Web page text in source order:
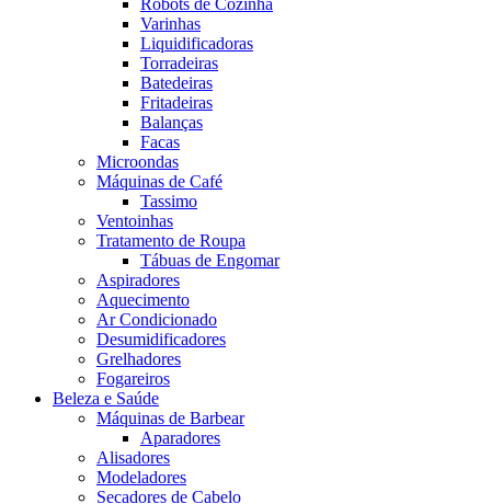
Robots de Cozinha
Varinhas
Liquidificadoras
Torradeiras
Batedeiras
Fritadeiras
Balanças
Facas
Microondas
Máquinas de Café
Tassimo
Ventoinhas
Tratamento de Roupa
Tábuas de Engomar
Aspiradores
Aquecimento
Ar Condicionado
Desumidificadores
Grelhadores
Fogareiros
Beleza e Saúde
Máquinas de Barbear
Aparadores
Alisadores
Modeladores
Secadores de Cabelo